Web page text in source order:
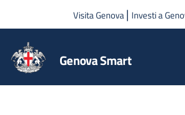
Salta al contenuto
Visita Genova| Investi a
Genova Smart